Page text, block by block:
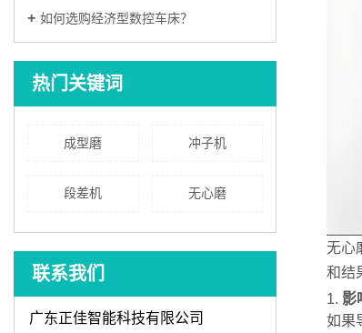
如何选购经济型数控车床？
热门关键词
成型磨 冲子机
段差机 无心磨
联系我们
广东正佳智能科技有限公司
无心
和结
1. 影
如果